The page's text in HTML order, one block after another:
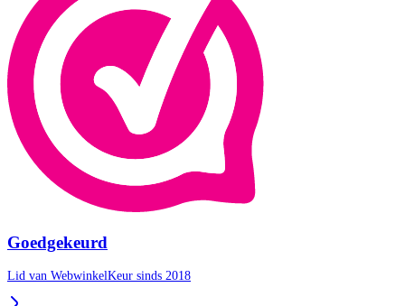
Goedgekeurd
Lid van WebwinkelKeur sinds 2018